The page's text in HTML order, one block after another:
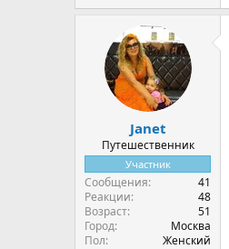
Janet
Путешественник
Участник
Сообщения
41
Реакции
48
Возраст
51
Город
Москва
Пол
Женский